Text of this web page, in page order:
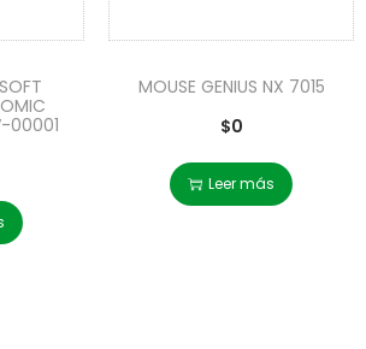
00001
MOUSE GENIUS NX 7015
$0
Leer más